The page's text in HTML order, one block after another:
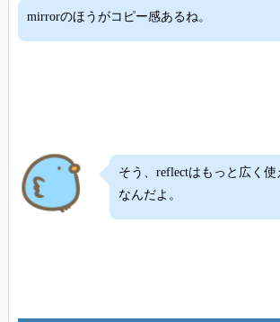
mirrorのほうがコピー感あるね。
そう、reflectはもっと広く
なんだよ。